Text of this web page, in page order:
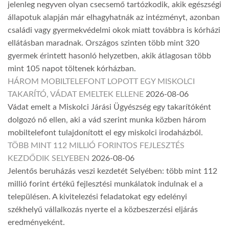
jelenleg negyven olyan csecsemő tartózkodik, akik egészségi
állapotuk alapján már elhagyhatnák az intézményt, azonban
családi vagy gyermekvédelmi okok miatt továbbra is kórházi
ellátásban maradnak. Országos szinten több mint 320
gyermek érintett hasonló helyzetben, akik átlagosan több
mint 105 napot töltenek kórházban.
HÁROM MOBILTELEFONT LOPOTT EGY MISKOLCI
TAKARÍTÓ, VÁDAT EMELTEK ELLENE 2026-08-06
Vádat emelt a Miskolci Járási Ügyészség egy takarítóként
dolgozó nő ellen, aki a vád szerint munka közben három
mobiltelefont tulajdonított el egy miskolci irodaházból.
TÖBB MINT 112 MILLIÓ FORINTOS FEJLESZTÉS
KEZDŐDIK SELYEBEN 2026-08-06
Jelentős beruházás veszi kezdetét Selyében: több mint 112
millió forint értékű fejlesztési munkálatok indulnak el a
településen. A kivitelezési feladatokat egy edelényi
székhelyű vállalkozás nyerte el a közbeszerzési eljárás
eredményeként.